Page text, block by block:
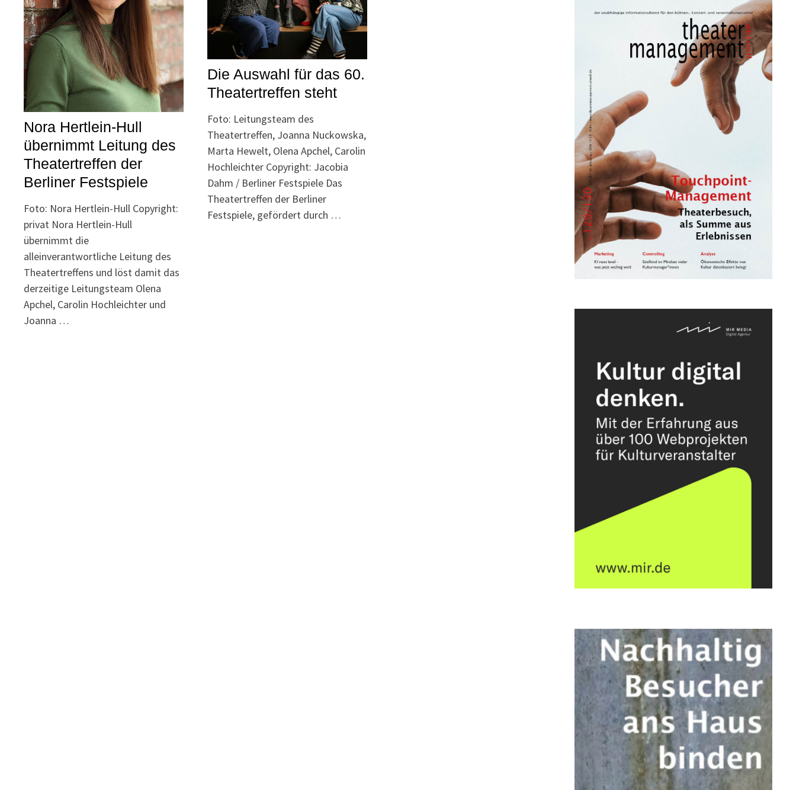
Nora Hertlein-Hull
übernimmt Leitung des
Theatertreffen der
Berliner Festspiele
Foto: Nora Hertlein-Hull Copyright:
privat Nora Hertlein-Hull
übernimmt die
alleinverantwortliche Leitung des
Theatertreffens und löst damit das
derzeitige Leitungsteam Olena
Apchel, Carolin Hochleichter und
Joanna …
Die Auswahl für das 60.
Theatertreffen steht
Foto: Leitungsteam des
Theatertreffen, Joanna Nuckowska,
Marta Hewelt, Olena Apchel, Carolin
Hochleichter Copyright: Jacobia
Dahm / Berliner Festspiele Das
Theatertreffen der Berliner
Festspiele, gefördert durch …